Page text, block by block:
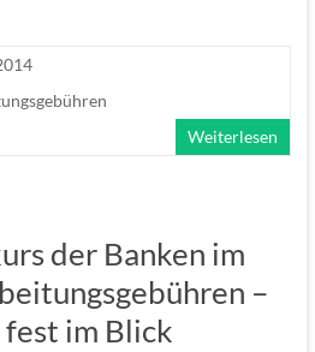
Weiterlesen
der Banken im
–
im Blick